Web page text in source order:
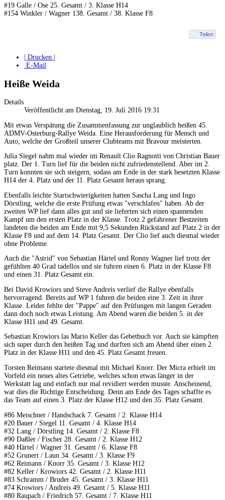
#19 Galle / Ose 25. Gesamt / 3. Klasse H14
#154 Winkler / Wagner 138. Gesamt / 38. Klasse F8
Teilen
| Drucken |
E-Mail
Heiße Weida
Details
Veröffentlicht am Dienstag, 19. Juli 2016 19:31
Mit etwas Verspätung die Zusammenfassung zur unglaublich heißen 45.
ADMV-Osterburg-Rallye Weida. Eine Herausforderung für Mensch und
Auto, welche der Großteil unserer Clubteams mit Bravour meisterten.
Julia Siegel nahm mal wieder im Renault Clio Ragnotti von Christian Bauer
platz. Der 1. Turn lief für die beiden nicht zufriedenstellend. Aber im 2.
Turn konnten sie sich steigern, sodass am Ende in der stark besetzten Klasse
H14 der 4. Platz und der 11. Platz Gesamt heraus sprang.
Ebenfalls leichte Startschwierigkeiten hatten Sascha Lang und Ingo
Dörstling, welche die erste Prüfung etwas "verschlafen" haben. Ab der
zweiten WP lief dann alles gut und sie lieferten sich einen spannenden
Kampf um den ersten Platz in der Klasse. Trotz 2 gefahrener Bestzeiten
landeten die beiden am Ende mit 9,5 Sekunden Rückstand auf Platz 2 in der
Klasse F8 und auf dem 14. Platz Gesamt. Der Clio lief auch diesmal wieder
ohne Probleme.
Auch die "Astrid" von Sebastian Härtel und Ronny Wagner lief trotz der
gefühlten 40 Grad tadellos und sie fuhren einen 6. Platz in der Klasse F8
und einen 31. Platz Gesamt ein.
Bei David Krowiors und Steve Andreis verlief die Rallye ebenfalls
hervorragend. Bereits auf WP 1 fuhren die beiden eine 3. Zeit in ihrer
Klasse. Leider fehlte der "Pappe" auf den Prüfungen mit langen Geraden
dann doch noch etwas Leistung. Am Abend waren die beiden 5. in der
Klasse H11 und 49. Gesamt.
Sebastian Krowiors las Mario Keller das Gebetbuch vor. Auch sie kämpften
sich super durch den heißen Tag und durften sich am Abend über einen 2.
Platz in der Klasse H11 und den 45. Platz Gesamt freuen.
Torsten Reimann startete diesmal mit Michael Knorr. Der Micra erhielt im
Vorfeld ein neues altes Getriebe, welches schon etwas länger in der
Werkstatt lag und einfach nur mal revidiert werden musste. Anscheinend,
war dies die Richtige Entscheidung. Denn am Ende des Tages schaffte es
das Team auf einen 3. Platz der Klasse H12 und den 35. Platz Gesamt.
#86 Meischner / Handschack 7. Gesamt / 2. Klasse H14
#20 Bauer / Siegel 11. Gesamt / 4. Klasse H14
#32 Lang / Dörstling 14. Gesamt / 2. Klasse F8
#90 Daßler / Fischer 28. Gesamt / 2. Klasse H12
#40 Härtel / Wagner 31. Gesamt / 6. Klasse F8
#52 Grunert / Laun 34. Gesamt / 3. Klasse F9
#62 Reimann / Knorr 35. Gesamt / 3. Klasse H12
#82 Keller / Krowiors 42. Gesamt / 2. Klasse H11
#83 Schramm / Bruder 45. Gesamt / 3. Klasse H11
#74 Krowiors / Andreis 49. Gesamt / 5. Klasse H11
#80 Raupach / Friedrich 57. Gesamt / 7. Klasse H11